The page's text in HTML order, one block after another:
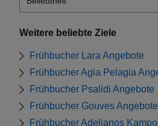
Weitere beliebte Ziele
Frühbucher Lara Angebote
Frühbucher Psalidi Angebote
Frühbucher Gouves Angebote